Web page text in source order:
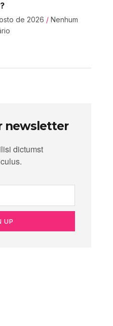
de 2026 Nenhum
newsletter
dictumst
UP